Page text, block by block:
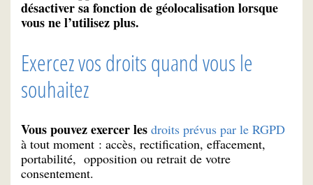
désactiver sa fonction de géolocalisation lorsque
vous ne l’utilisez plus.
Exercez vos droits quand vous le
souhaitez
Vous pouvez exercer les droits prévus par le RGPD
à tout moment : accès, rectification, effacement,
portabilité, opposition ou retrait de votre
consentement.